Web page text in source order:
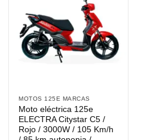
MOTOS 125E MARCAS
Moto eléctrica 125e
ELECTRA Citystar C5 /
Rojo / 3000W / 105 Km/h